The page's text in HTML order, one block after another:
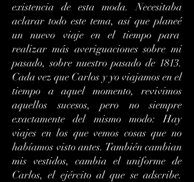
existencia de esta moda. Necesitaba
aclarar todo este tema, así que planeé
un nuevo viaje en el tiempo para
realizar más averiguaciones sobre mi
pasado, sobre nuestro pasado de 1813.
Cada vez que Carlos y yo viajamos en el
tiempo a aquel momento, revivimos
aquellos sucesos, pero no siempre
exactamente del mismo modo: Hay
viajes en los que vemos cosas que no
habíamos visto antes. También cambian
mis vestidos, cambia el uniforme de
Carlos, el ejército al que se adscribe.